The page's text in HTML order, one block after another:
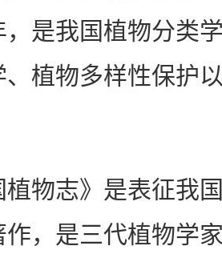
，是我国植物分类
、植物多样性保护
志》是表征我国
作，是三代植物学